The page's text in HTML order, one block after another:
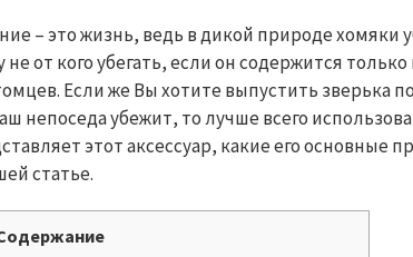
– это жизнь, ведь в дикой природе хомяки
от кого убегать, если он содержится только
Если же Вы хотите выпустить зверька
непоседа убежит, то лучше всего
этот аксессуар, какие его основные
статье.